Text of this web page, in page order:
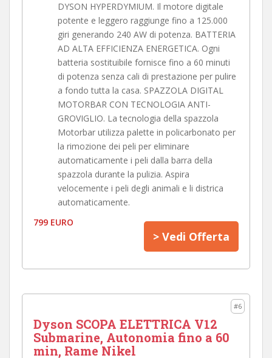
DYSON HYPERDYMIUM. Il motore digitale
potente e leggero raggiunge fino a 125.000
giri generando 240 AW di potenza. BATTERIA
AD ALTA EFFICIENZA ENERGETICA. Ogni
batteria sostituibile fornisce fino a 60 minuti
di potenza senza cali di prestazione per pulire
a fondo tutta la casa. SPAZZOLA DIGITAL
MOTORBAR CON TECNOLOGIA ANTI-
GROVIGLIO. La tecnologia della spazzola
Motorbar utilizza palette in policarbonato per
la rimozione dei peli per eliminare
automaticamente i peli dalla barra della
spazzola durante la pulizia. Aspira
velocemente i peli degli animali e li districa
automaticamente.
799 EURO
> Vedi Offerta
#6
Dyson SCOPA ELETTRICA V12
Submarine, Autonomia fino a 60
min, Rame Nikel